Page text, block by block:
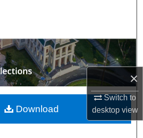
×
Switch to
desktopview
Collections
My Account
About
Commons Network™
Download